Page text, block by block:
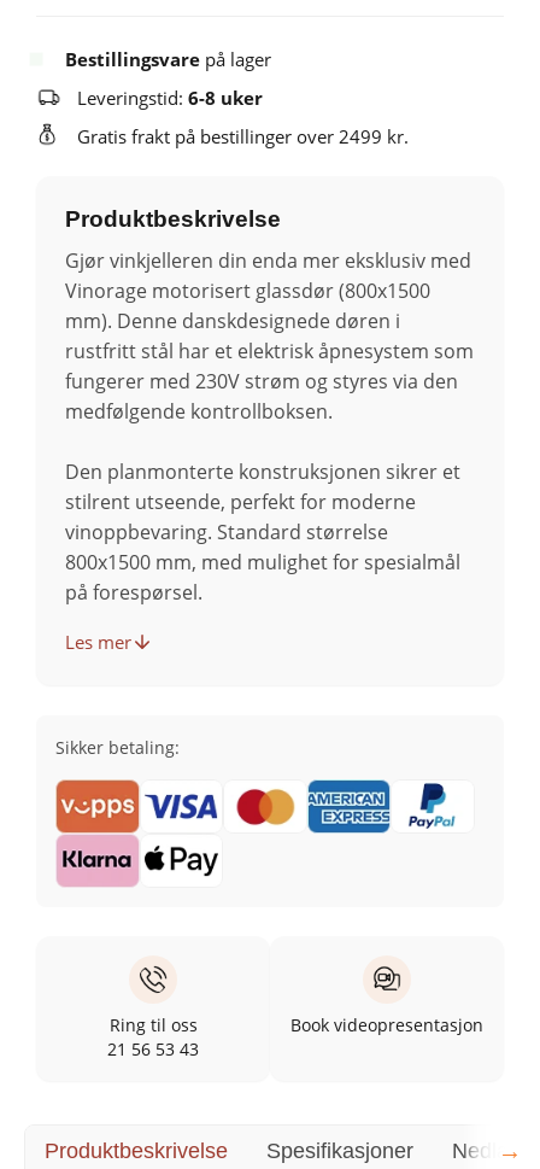
Bestillingsvare på lager
Leveringstid: 6-8 uker
Gratis frakt på bestillinger over 2499 kr.
Produktbeskrivelse
Gjør vinkjelleren din enda mer eksklusiv med
Vinorage motorisert glassdør (800x1500
mm). Denne danskdesignede døren i
rustfritt stål har et elektrisk åpnesystem som
fungerer med 230V strøm og styres via den
medfølgende kontrollboksen.
Den planmonterte konstruksjonen sikrer et
stilrent utseende, perfekt for moderne
vinoppbevaring. Standard størrelse
800x1500 mm, med mulighet for spesialmål
på forespørsel.
Les mer
Sikker betaling:
Ring til oss
21 56 53 43
Book videopresentasjon
Produktbeskrivelse Spesifikasjoner →